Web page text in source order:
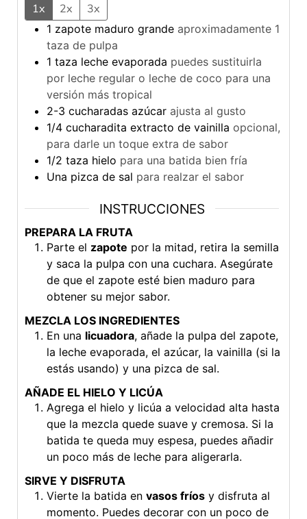
1x 2x
3x
1 zapote maduro grande aproximadamente 1
taza de pulpa
1 taza leche evaporada puedes sustituirla
por leche regular o leche de coco para una
versión más tropical
2-3 cucharadas azúcar ajusta al gusto
1/4 cucharadita extracto de vainilla opcional,
para darle un toque extra de sabor
1/2 taza hielo para una batida bien fría
Una pizca de sal para realzar el sabor
INSTRUCCIONES
PREPARA LA FRUTA
Parte el zapote por la mitad, retira la semilla
y saca la pulpa con una cuchara. Asegúrate
de que el zapote esté bien maduro para
obtener su mejor sabor.
MEZCLA LOS INGREDIENTES
En una licuadora, añade la pulpa del zapote,
la leche evaporada, el azúcar, la vainilla (si la
estás usando) y una pizca de sal.
AÑADE EL HIELO Y LICÚA
Agrega el hielo y licúa a velocidad alta hasta
que la mezcla quede suave y cremosa. Si la
batida te queda muy espesa, puedes añadir
un poco más de leche para aligerarla.
SIRVE Y DISFRUTA
Vierte la batida en vasos fríos y disfruta al
momento. Puedes decorar con un poco de